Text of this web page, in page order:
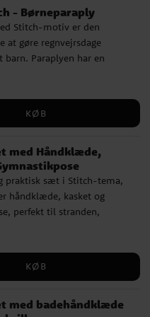
ca. 71 cm ✔️
og glasfiber ✔️ Officielt
- Børneparaply
Stitch-motiv er den
at gøre regnvejrsdage
barn. Paraplyen har en
71 cm og er lavet af
bliver denne paraply
KØB
med Håndklæde,
praktisk sæt i Stitch-tema,
håndklæde, kasket og
perfekt til stranden,
mange eventyr. De
giver en dejlig
blødt og lækkert efter
gør det nemt at tage alt
KØB
med badehåndklæde